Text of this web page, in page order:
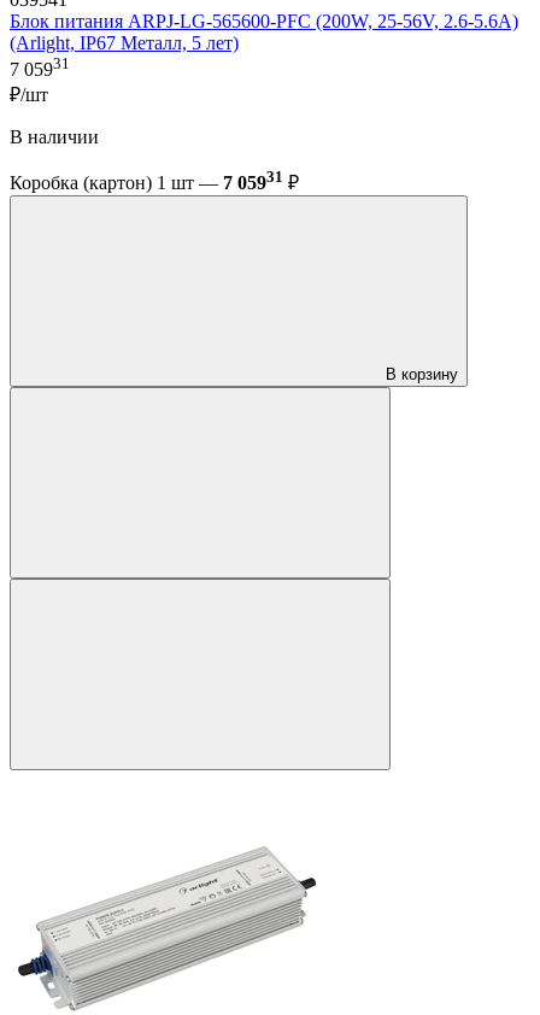
Блок питания ARPJ-LG-565600-PFC (200W, 25-56V, 2.6-5.6A)
(Arlight, IP67 Металл, 5 лет)
7 05931
₽/шт
В наличии
Коробка (картон) 1 шт — 7 05931 ₽
В корзину